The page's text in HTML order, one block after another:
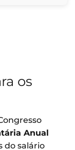
os
Anual
do salário